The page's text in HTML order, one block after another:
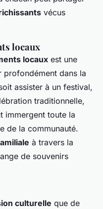
vécus
locaux
locaux est une
profondément dans la
assister à un festival,
traditionnelle,
immergent toute la
de la communauté.
à travers la
de souvenirs
culturelle que de